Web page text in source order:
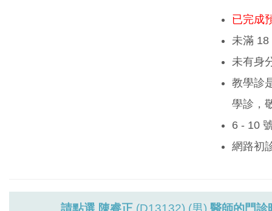
已完成
未滿 18
未有身
教學診
學診，
6 - 10
網路初